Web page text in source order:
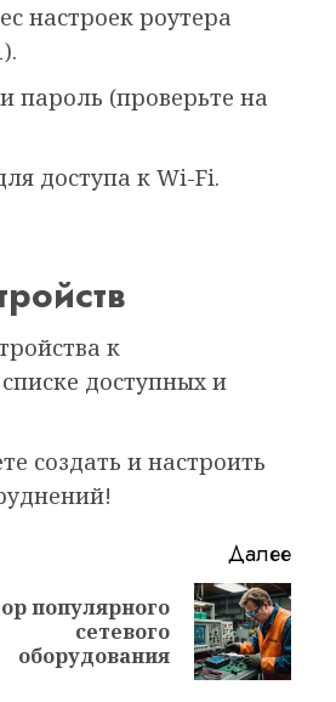
настроек роутера
пароль (проверьте на
доступа к Wi-Fi.
к
доступных и
создать и настроить
Далее
популярного
сетевого
оборудования